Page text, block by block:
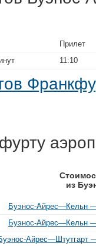
Прилет
11:10
из
Буэнос-Айрес—Кельн
Буэнос-Айрес—Кельн
Айрес—Штутгарт